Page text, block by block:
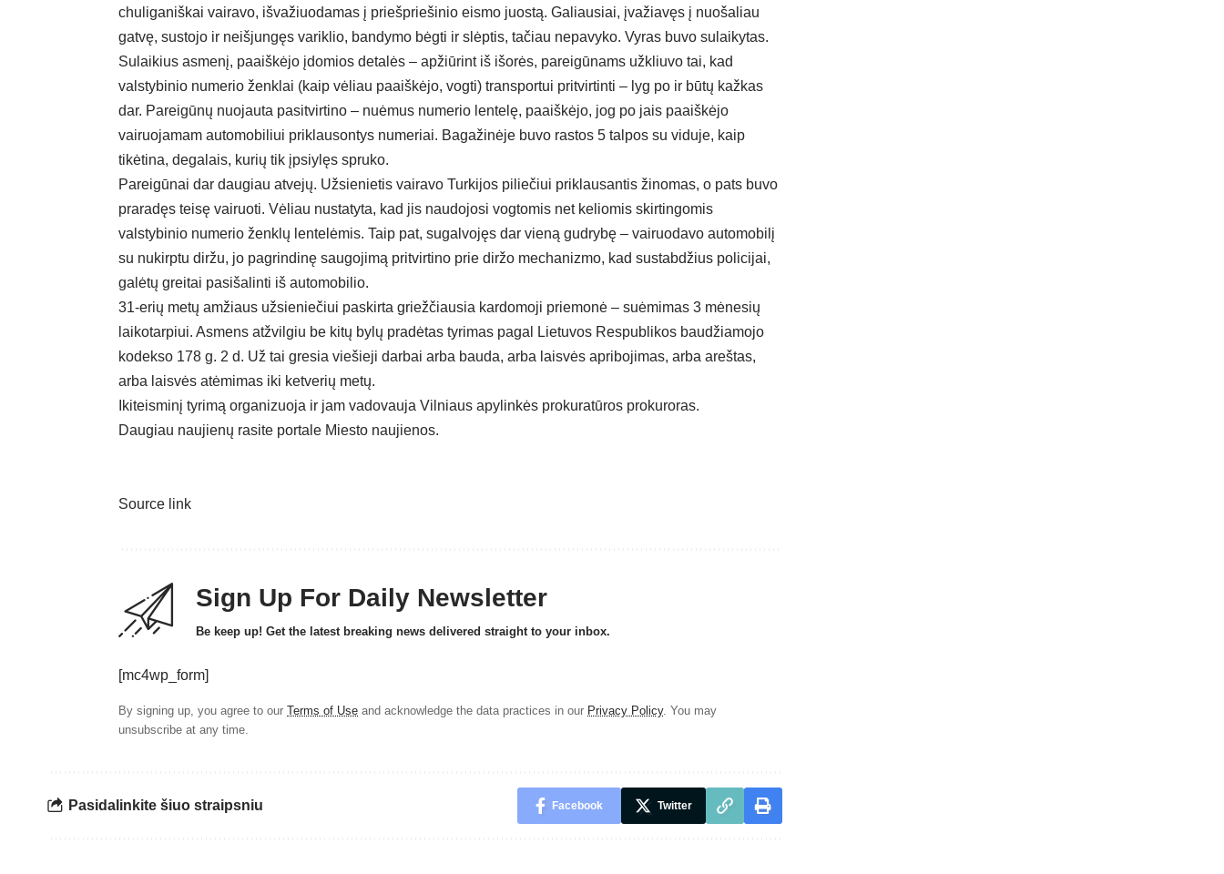
chuliganiškai vairavo, išvažiuodamas į priešpriešinio eismo juostą. Galiausiai, įvažiavęs į nuošaliau
gatvę, sustojo ir neišjungęs variklio, bandymo bėgti ir slėptis, tačiau nepavyko. Vyras buvo sulaikytas.
Sulaikius asmenį, paaiškėjo įdomios detalės – apžiūrint iš išorės, pareigūnams užkliuvo tai, kad
valstybinio numerio ženklai (kaip vėliau paaiškėjo, vogti) transportui pritvirtinti – lyg po ir būtų kažkas
dar. Pareigūnų nuojauta pasitvirtino – nuėmus numerio lentelę, paaiškėjo, jog po jais paaiškėjo
vairuojamam automobiliui priklausontys numeriai. Bagažinėje buvo rastos 5 talpos su viduje, kaip
tikėtina, degalais, kurių tik įpsiylęs spruko.
Pareigūnai dar daugiau atvejų. Užsienietis vairavo Turkijos piliečiui priklausantis žinomas, o pats buvo
praradęs teisę vairuoti. Vėliau nustatyta, kad jis naudojosi vogtomis net keliomis skirtingomis
valstybinio numerio ženklų lentelėmis. Taip pat, sugalvojęs dar vieną gudrybę – vairuodavo automobilį
su nukirptu diržu, jo pagrindinę saugojimą pritvirtino prie diržo mechanizmo, kad sustabdžius policijai,
galėtų greitai pasišalinti iš automobilio.
31-erių metų amžiaus užsieniečiui paskirta griežčiausia kardomoji priemonė – suėmimas 3 mėnesių
laikotarpiui. Asmens atžvilgiu be kitų bylų pradėtas tyrimas pagal Lietuvos Respublikos baudžiamojo
kodekso 178 g. 2 d. Už tai gresia viešieji darbai arba bauda, ​​arba laisvės apribojimas, arba areštas,
arba laisvės atėmimas iki ketverių metų.
Ikiteisminį tyrimą organizuoja ir jam vadovauja Vilniaus apylinkės prokuratūros prokuroras.
Daugiau naujienų rasite portale Miesto naujienos.
Source link
Sign Up For Daily Newsletter
Be keep up! Get the latest breaking news delivered straight to your inbox.
[mc4wp_form]
By signing up, you agree to our Terms of Use and acknowledge the data practices in our Privacy Policy. You may
unsubscribe at any time.
Pasidalinkite šiuo straipsniu Facebook Twitter